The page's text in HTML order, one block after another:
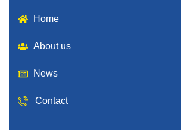
Home
About us
News
Contact